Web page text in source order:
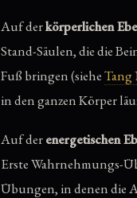
Auf derkörperlichen
Stand-Säulen, die die
Fuß bringen (sieheTang
in den ganzen Körper
Auf derenergetischen
Erste Wahrnehmungs-
Übungen, in denen die